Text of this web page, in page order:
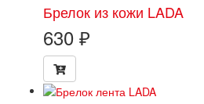
Брелок из кожи LADA
630 ₽